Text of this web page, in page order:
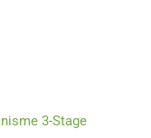
3-Stage